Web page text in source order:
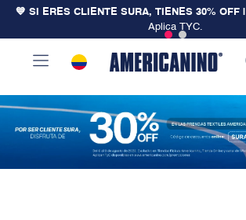
💙 SI ERES CLIENTE SURA, TIENES 30% OFF
Aplica TYC.